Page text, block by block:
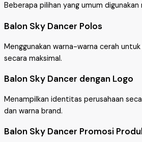
Beberapa pilihan yang umum digunakan
Balon Sky Dancer Polos
Menggunakan warna-warna cerah
secara maksimal.
Balon Sky Dancer dengan Logo
Menampilkan identitas perusahaan
dan warna brand.
Balon Sky Dancer Promosi